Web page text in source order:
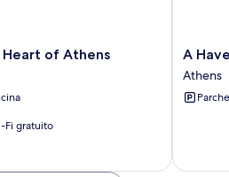
of Athens
Fi gratuito
A
Haven
in
Kypseli
A
Athens